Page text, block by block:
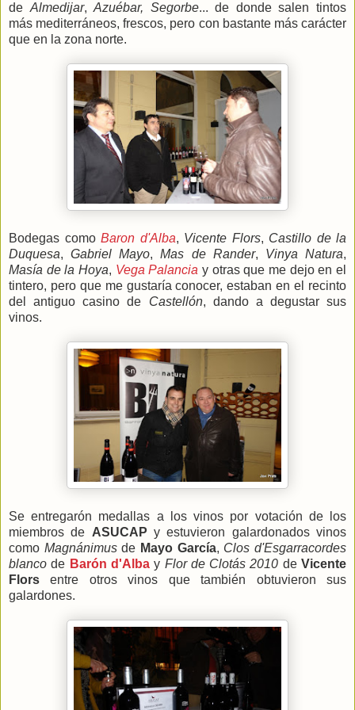
de Almedijar,Azuébar, Segorbe... de donde salen tintos
más mediterráneos, frescos, pero con bastante más carácter
que en la zona norte.
Bodegas como Baron d'Alba, Vicente Flors, Castillo de la
Duquesa,Gabriel Mayo,Mas de Rander, Vinya Natura,
Masía de la Hoya, Vega Palancia y otras que me dejo en el
tintero, pero que me gustaría conocer, estaban en el recinto
del antiguo casino de Castellón, dando a degustar sus
vinos.
Se entregarón medallas a los vinos por votación de los
miembros de ASUCAP y estuvieron galardonados vinos
como Magnánimusde Mayo García, Clos d'Esgarracordes
blanco de Barón d'Albay Flor de Clotás 2010 deVicente
Flors entre otros vinos que también obtuvieron sus
galardones.